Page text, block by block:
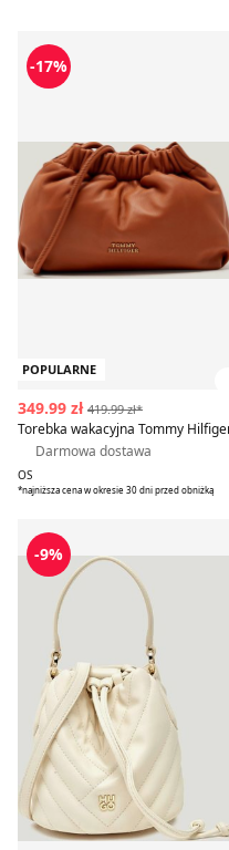
Torebka wakacyjna
POPULARNE
-17%
349.99 zł 419.99 zł*
Torebka wakacyjna Tommy
Darmowa dostawa
OS
*najniższa cena w okresie 30 dni przed obniżką
Torebka na wakacje HUGO
-9%